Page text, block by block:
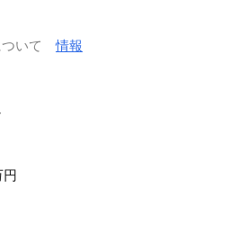
ついて情報
円